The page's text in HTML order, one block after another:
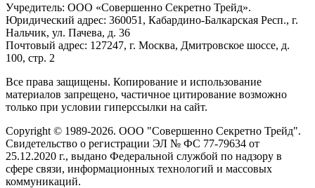
Учредитель: ООО «Совершенно Секретно Трейд».
Юридический адрес: 360051, Кабардино-Балкарская Респ., г.
Нальчик, ул. Пачева, д. 36
Почтовый адрес: 127247, г. Москва, Дмитровское шоссе, д.
100, стр. 2
Все права защищены. Копирование и использование
материалов запрещено, частичное цитирование возможно
только при условии гиперссылки на сайт.
Copyright © 1989-2026. ООО "Совершенно Секретно Трейд".
Свидетельство о регистрации ЭЛ № ФС 77-79634 от
25.12.2020 г., выдано Федеральной службой по надзору в
сфере связи, информационных технологий и массовых
коммуникаций.